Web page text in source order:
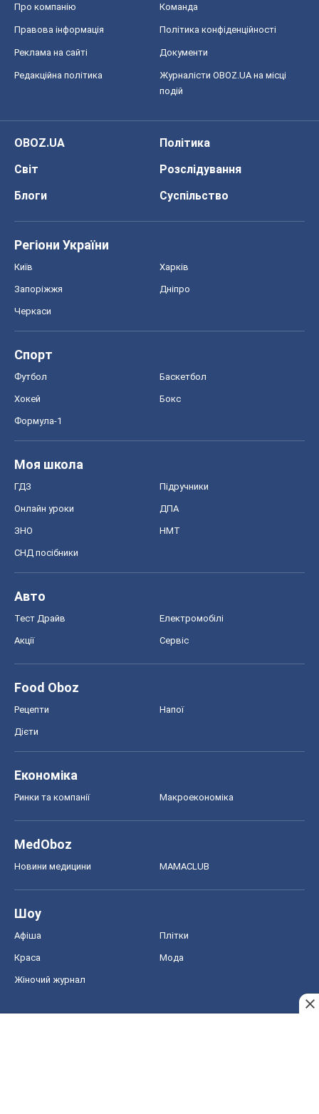
Про компанію Команда
Правова інформація Політика конфіденційності
Реклама на сайті Документи
Редакційна політика
Журналісти OBOZ.UA на місці
подій
OBOZ.UA
Політика
Світ
Розслідування
Блоги
Суспільство
Регіони України
Київ Харків
Запоріжжя Дніпро
Черкаси
Спорт
Футбол Баскетбол
Хокей Бокс
Формула-1
Моя школа
ГДЗ Підручники
Онлайн уроки ДПА
ЗНО НМТ
СНД посібники
Авто
Тест Драйв Електромобілі
Акції Сервіс
Food Oboz
Рецепти Напої
Дієти
Економіка
Ринки та компанії Макроекономіка
MedOboz
Новини медицини MAMACLUB
Шоу
Афіша Плітки
Краса Мода
Жіночий журнал